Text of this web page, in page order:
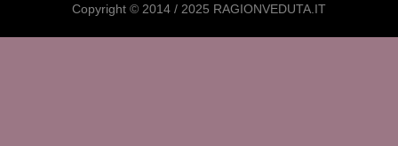
Copyright © 2014 / 2025 RAGIONVEDUTA.IT